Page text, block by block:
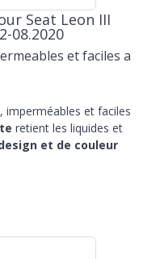
Seat Leon III
08.2020
et faciles a
imperméables et faciles
retient les liquides et
et de couleur